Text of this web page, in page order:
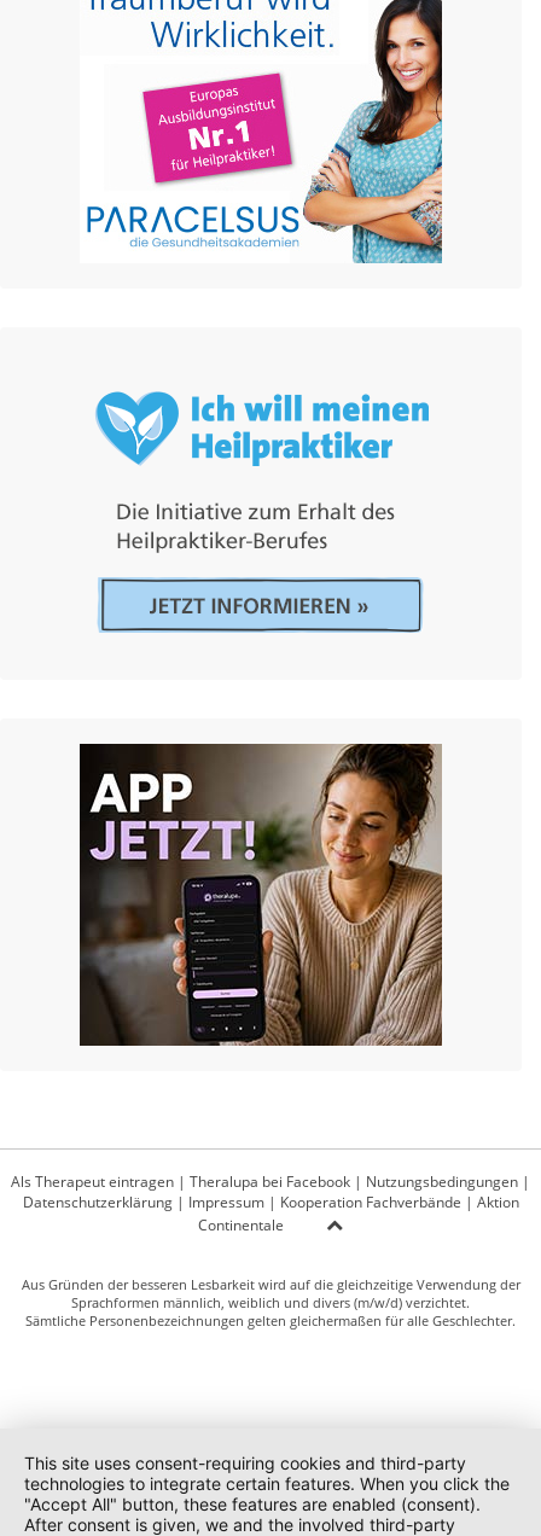
Als Therapeut eintragen | Theralupa bei Facebook | Nutzungsbedingungen |
Datenschutzerklärung| Impressum| Kooperation Fachverbände | Aktion
Continentale
Aus Gründen der besseren Lesbarkeit wird auf die gleichzeitige Verwendung der
Sprachformen männlich, weiblich und divers (m/w/d) verzichtet.
Sämtliche Personenbezeichnungen gelten gleichermaßen für alle Geschlechter.
This site uses consent-requiring cookies and third-party
technologies to integrate certain features. When you click the
"Accept All" button, these features are enabled (consent).
After consent is given, we and the involved third-party